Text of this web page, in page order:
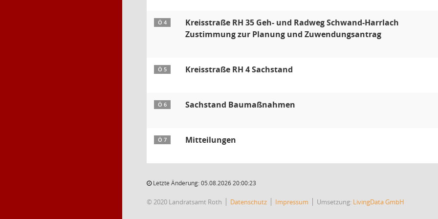
Ö 4
Kreisstraße RH 35 Geh- und Radweg Schwand-Harrlach
Zustimmung zur Planung und Zuwendungsantrag
Ö 5 Kreisstraße RH 4 Sachstand
Ö 6 Sachstand Baumaßnahmen
Ö 7 Mitteilungen
Letzte Änderung: 05.08.2026 20:00:23
© 2020 Landratsamt Roth Datenschutz Impressum Umsetzung: LivingData GmbH